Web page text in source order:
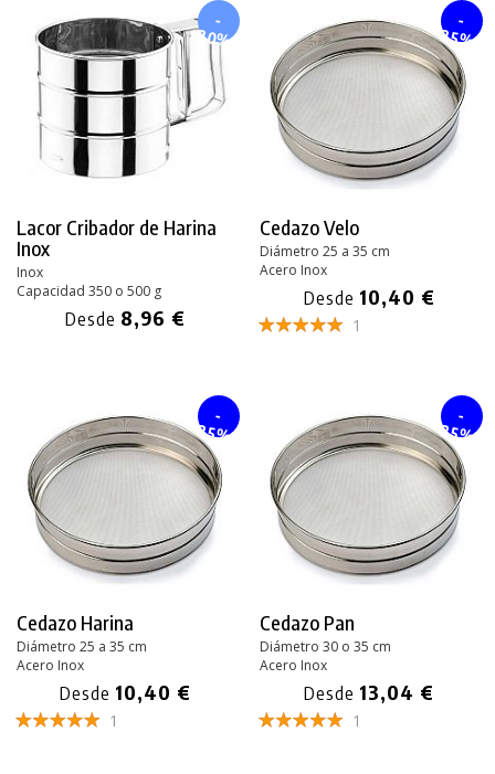
-
20%
Lacor Cribador de Harina
Inox
Inox
Capacidad 350 o 500 g
Desde 8,96 €
-
25%
Cedazo Velo
Diámetro 25 a 35 cm
Acero Inox
Desde 10,40 €
1
-
25%
Cedazo Harina
Diámetro 25 a 35 cm
Acero Inox
Desde 10,40 €
1
-
25%
Cedazo Pan
Diámetro 30 o 35 cm
Acero Inox
Desde 13,04 €
1